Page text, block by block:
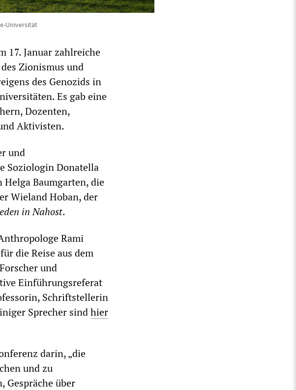
Universität
17. Januar zahlreiche
Zionismus und
des Genozids in
Es gab eine
Dozenten,
Aktivisten.
und
Soziologin Donatella
Baumgarten, die
Wieland Hoban, der
in Nahost.
Rami
die Reise aus dem
und
Einführungsreferat
Schriftstellerin
Sprecher sindhier
darin, „die
und zu
Gespräche über